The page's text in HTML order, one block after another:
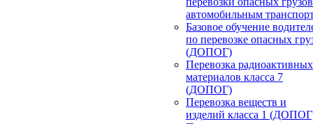
автомобильным
Базовое обучение
по перевозке опасных
(ДОПОГ)
Перевозка радиоактивных
материалов класса 7
(ДОПОГ)
Перевозка веществ и
изделий класса 1